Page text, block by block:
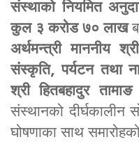
संस्थाको नियमित
कुल ३ करोड ७० लाख
अर्थमन्त्री माननीय
संस्कृति, पर्यटन तथा
श्री हितबहादुर
संस्थानको दीर्घकालीन
घोषणाका साथ